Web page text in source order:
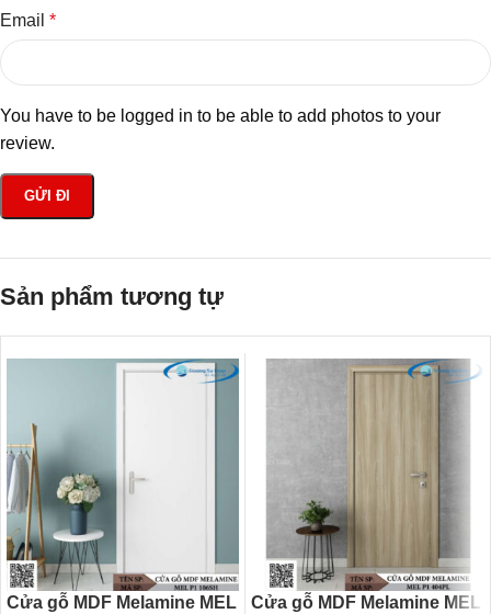
Email *
You have to be logged in to be able to add photos to your
review.
Sản phẩm tương tự
Cửa gỗ MDF Melamine MEL
Cửa gỗ MDF Melamine MEL